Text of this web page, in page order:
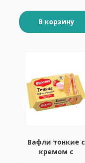
В корзину
Вафли тонкие с
кремом с